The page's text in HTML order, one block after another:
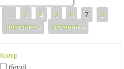
3 4 5 6 7
8
наступна › остання »
Колір
білий